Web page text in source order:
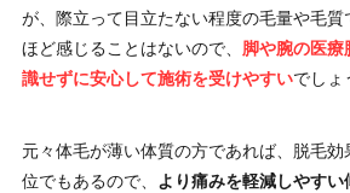
が、際立って目立たない程度の毛量や毛
ほど感じることはないので、 脚や腕の医療
識せずに安心して施術を受けやすいでしょ
元々体毛が薄い体質の方であれば、脱毛
位でもあるので、 より痛みを軽減しやすい